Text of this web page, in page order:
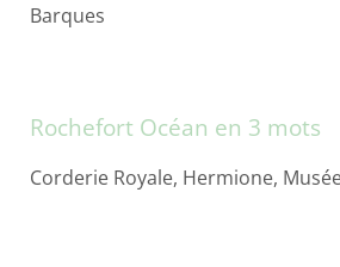
Barques
Rochefort Océan en 3 mots
Corderie Royale, Hermione,